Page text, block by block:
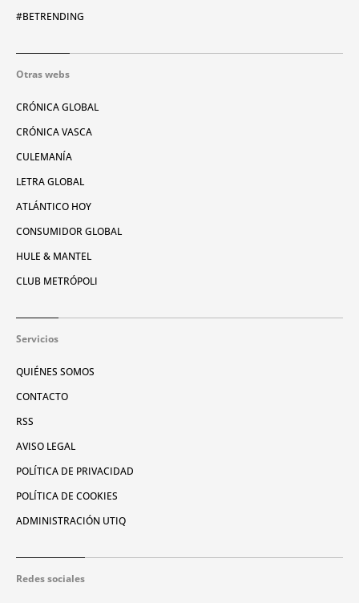
#BETRENDING
Otras webs
CRÓNICA GLOBAL
CRÓNICA VASCA
CULEMANÍA
LETRA GLOBAL
ATLÁNTICO HOY
CONSUMIDOR GLOBAL
HULE & MANTEL
CLUB METRÓPOLI
Servicios
QUIÉNES SOMOS
CONTACTO
RSS
AVISO LEGAL
POLÍTICA DE PRIVACIDAD
POLÍTICA DE COOKIES
ADMINISTRACIÓN UTIQ
Redes sociales